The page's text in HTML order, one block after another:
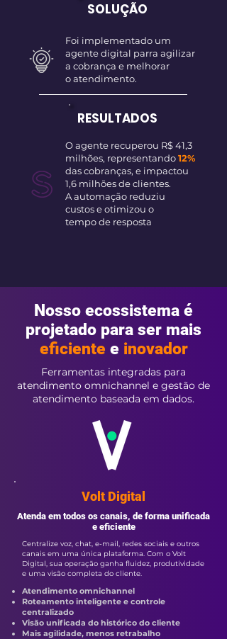
SOLUÇÃO
Foi implementado um
agente digital parra agilizar
a cobrança e melhorar
o atendimento.
RESULTADOS
O agente recuperou R$ 41,3
milhões, representando12%
das cobranças, e impactou
1,6 milhões de clientes.
A automação reduziu
custos e otimizou o
tempode resposta
Nosso ecossistema é
projetado para ser mais
eficiente e inovador
Ferramentas integradas para
atendimento omnichannel e gestão de
atendimento baseada em dados.
Volt Digital
Atenda em todos os canais, de forma unificada
e eficiente
Centralize voz, chat, e-mail, redes sociais e outros
canais em uma única plataforma. Com o Volt
Digital, sua operação ganha fluidez, produtividade
e uma visão completa do cliente.
Atendimento omnichannel
Roteamento inteligente e controle
centralizado
Visão unificada do histórico do cliente
Mais agilidade, menos retrabalho